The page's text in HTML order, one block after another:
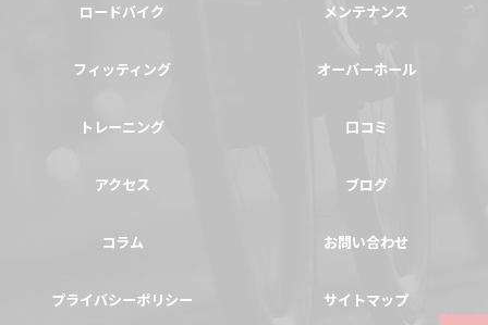
ロードバイク メンテナンス
フィッティング オーバーホール
トレーニング 口コミ
アクセス ブログ
コラム お問い合わせ
プライバシーポリシー サイトマップ